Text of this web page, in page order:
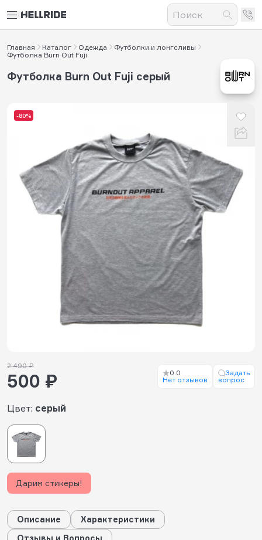
Главная Каталог Одежда
Футболки и лонгсливы
Футболка Burn Out Fuji
-80%
Футболка Burn Out Fuji серый
Цвет: серый
2 490 ₽
500 ₽
0.0
Нет отзывов
Задать
вопрос
Дарим стикеры!
Описание
Характеристики
Отзывы и Вопросы